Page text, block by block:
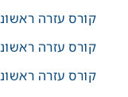
קורס עזרה ראשונה
קורס עזרה ראשונה
קורס עזרה ראשונה